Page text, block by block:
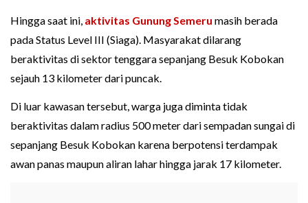
Hingga saat ini, aktivitas Gunung Semeru masih berada
pada Status Level III (Siaga). Masyarakat dilarang
beraktivitas di sektor tenggara sepanjang Besuk Kobokan
sejauh 13 kilometer dari puncak.
Di luar kawasan tersebut, warga juga diminta tidak
beraktivitas dalam radius 500 meter dari sempadan sungai di
sepanjang Besuk Kobokan karena berpotensi terdampak
awan panas maupun aliran lahar hingga jarak 17 kilometer.